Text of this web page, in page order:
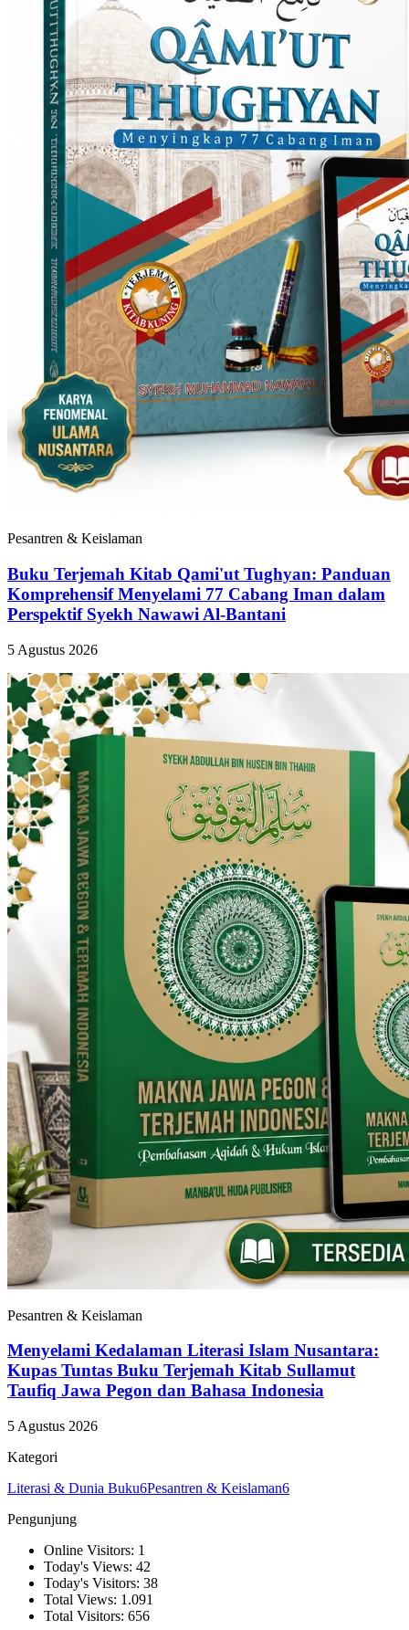
Pesantren & Keislaman
Buku Terjemah Kitab Qami'ut Tughyan: Panduan
Komprehensif Menyelami 77 Cabang Iman dalam
Perspektif Syekh Nawawi Al-Bantani
5 Agustus 2026
Pesantren & Keislaman
Menyelami Kedalaman Literasi Islam Nusantara:
Kupas Tuntas Buku Terjemah Kitab Sullamut
Taufiq Jawa Pegon dan Bahasa Indonesia
5 Agustus 2026
Kategori
Literasi & Dunia Buku6Pesantren & Keislaman6
Pengunjung
Online Visitors: 1
Today's Views: 42
Today's Visitors: 38
Total Views: 1.091
Total Visitors: 656